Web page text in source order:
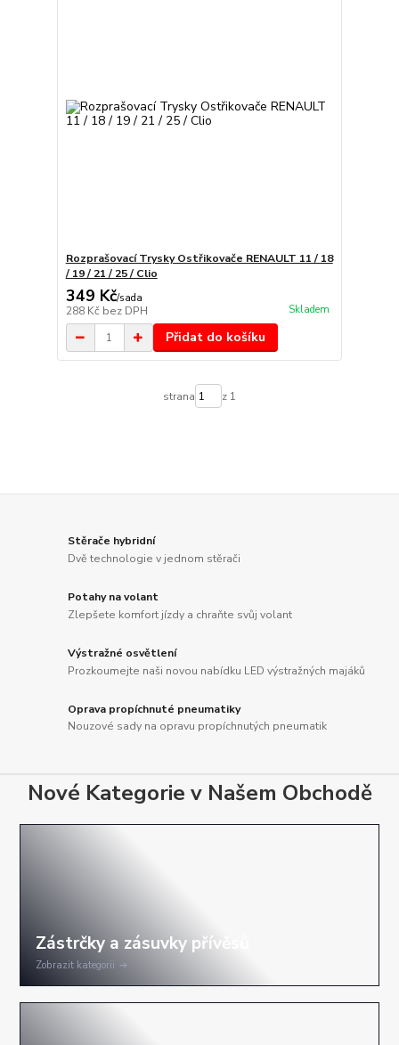
Rozprašovací Trysky Ostřikovače RENAULT 11 / 18
/ 19 / 21 / 25 / Clio
349 Kč/sada
288 Kč bez DPH Skladem
Přidat do košíku
strana z 1
Stěrače hybridní
Dvě technologie v jednom stěrači
Potahy na volant
Zlepšete komfort jízdy a chraňte svůj volant
Výstražné osvětlení
Prozkoumejte naši novou nabídku LED výstražných majáků
Oprava propíchnuté pneumatiky
Nouzové sady na opravu propíchnutých pneumatik
Nové Kategorie v Našem Obchodě
Zobrazit kategorii